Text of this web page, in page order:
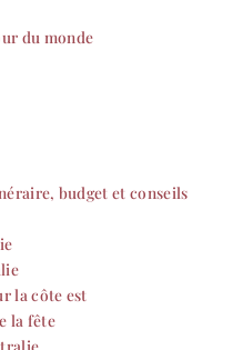
du monde
budget et conseils
la côte est
la fête